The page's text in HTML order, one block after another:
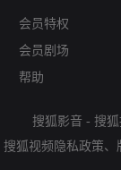
会员特权
会员剧场
帮助
搜狐影音 - 搜
搜狐视频隐私政策、